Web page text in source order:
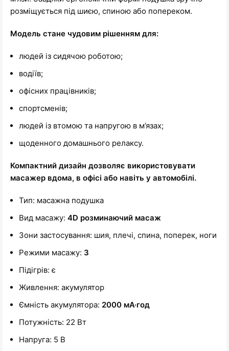
розміщується під шиєю, спиною або попереком.
Модель стане чудовим рішенням для:
людей із сидячою роботою;
водіїв;
офісних працівників;
спортсменів;
людей із втомою та напругою в м’язах;
щоденного домашнього релаксу.
Компактний дизайн дозволяє використовувати
масажер вдома, в офісі або навіть у автомобілі.
Тип: масажна подушка
Вид масажу: 4D розминаючий масаж
Зони застосування: шия, плечі, спина, поперек, ноги
Режими масажу: 3
Підігрів: є
Живлення: акумулятор
Ємність акумулятора: 2000 мА·год
Потужність: 22 Вт
Напруга: 5 В